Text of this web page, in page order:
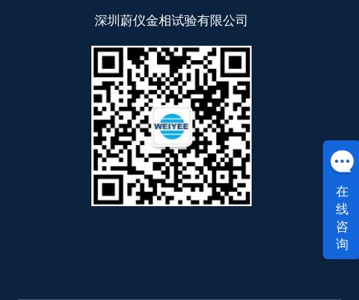
深圳蔚仪金相试验有限公司
在
线
咨
询